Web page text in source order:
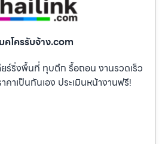
คโครรับจ้าง.com
ร์ริ่งพื้นที่ ทุบตึก รื้อถอน งานรวดเร็ว
าเป็นกันเอง ประเมินหน้างานฟรี!